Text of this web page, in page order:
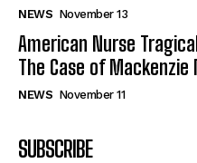
NEWS November 13
American Nurse
The Case of Mackenzie
NEWS November 11
SUBSCRIBE